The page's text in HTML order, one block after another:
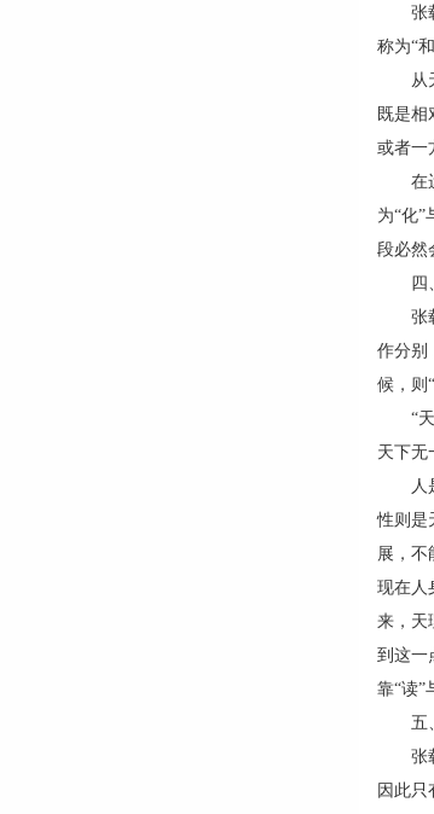
张载
称为“
从天
既是相
或者一
在运
为“化”
段必然
四、
张载
作分别
候，则
“天”
天下无
人是
性则是
展，不
现在人
来，天
到这一
靠“读”
五、
张载
因此只